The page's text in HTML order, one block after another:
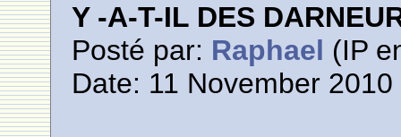
Y -A-T-IL DES
Posté par: Raphael (IP
Date: 11 November